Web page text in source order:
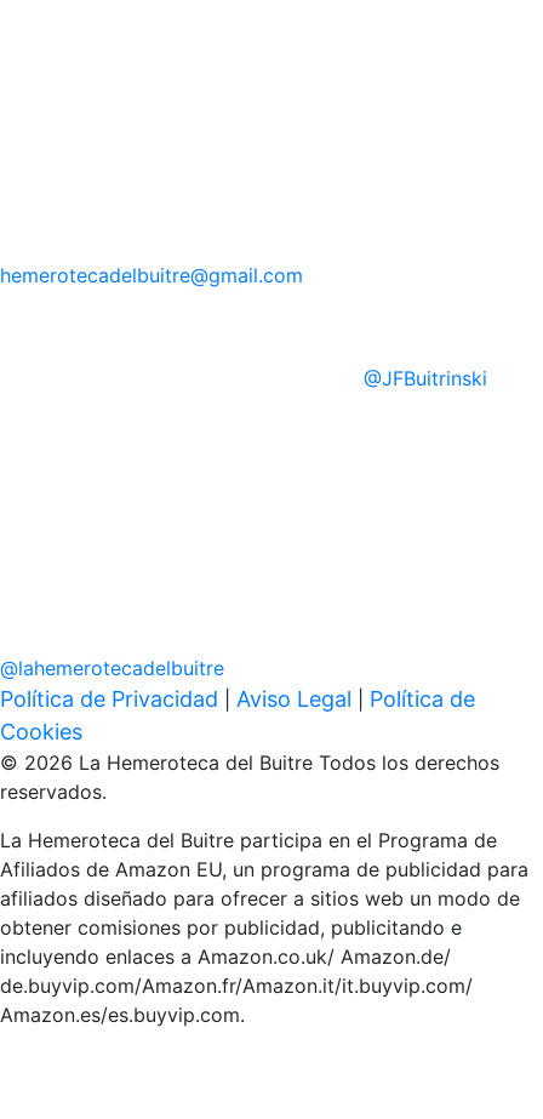
hemerotecadelbuitre@gmail.com
@JFBuitrinski
@lahemerotecadelbuitre
Política de Privacidad Aviso Legal
Política de
Cookies
© 2026 La Hemeroteca del Buitre Todos los derechos
reservados.
La Hemeroteca del Buitre participa en el Programa de
Afiliados de Amazon EU, un programa de publicidad para
afiliados diseñado para ofrecer a sitios web un modo de
obtener comisiones por publicidad, publicitando e
incluyendo enlaces a Amazon.co.uk/ Amazon.de/
de.buyvip.com/Amazon.fr/Amazon.it/it.buyvip.com/
Amazon.es/es.buyvip.com.